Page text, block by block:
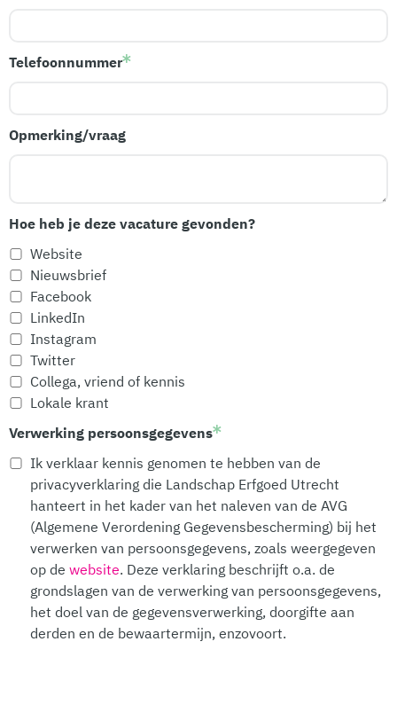
Telefoonnummer
Opmerking/vraag
Hoe heb je deze vacature gevonden?
Website
Nieuwsbrief
Facebook
LinkedIn
Instagram
Twitter
Collega, vriend of kennis
Lokale krant
Verwerking persoonsgegevens
Ik verklaar kennis genomen te hebben van de
privacyverklaring die Landschap Erfgoed Utrecht
hanteert in het kader van het naleven van de AVG
(Algemene Verordening Gegevensbescherming) bij het
verwerken van persoonsgegevens, zoals weergegeven
op de website. Deze verklaring beschrijft o.a. de
grondslagen van de verwerking van persoonsgegevens,
het doel van de gegevensverwerking, doorgifte aan
derden en de bewaartermijn, enzovoort.